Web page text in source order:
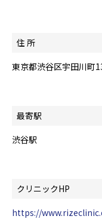
住 所
東京都渋谷区宇田川町
最寄駅
渋谷駅
クリニックHP
https://